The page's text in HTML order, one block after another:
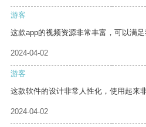
游客
这款app的视频资源非常丰富，可以满足
2024-04-02
游客
这款软件的设计非常人性化，使用起来
2024-04-02